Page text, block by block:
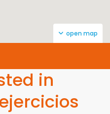
open map
in